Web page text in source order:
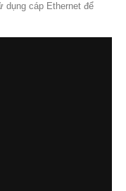
dụng cáp Ethernet để